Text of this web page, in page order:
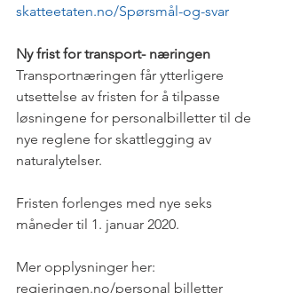
skatteetaten.no/Spørsmål-og-svar
Ny frist for transport- næringen
Transportnæringen får ytterligere
utsettelse av fristen for å tilpasse
løsningene for personalbilletter til de
nye reglene for skattlegging av
naturalytelser.
Fristen forlenges med nye seks
måneder til 1. januar 2020.
Mer opplysninger her:
regjeringen.no/personal billetter